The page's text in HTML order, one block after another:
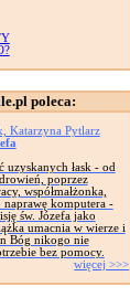
poleca:
Katarzyna Pytlarz
uzyskanych łask - od
poprzez
współmałżonka,
naprawę komputera -
św. Józefa jako
umacnia w wierze i
Bóg nikogo nie
bez pomocy.
więcej >>>